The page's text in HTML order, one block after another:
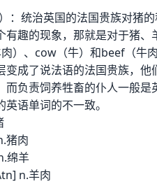
：统治英国的法国贵族对猪
有趣的现象，那就是对于猪
）、cow（牛）和beef（牛
变成了说法语的法国贵族，他
而负责饲养牲畜的仆人一般
语单词的不一致。
猪肉
绵羊
n.羊肉